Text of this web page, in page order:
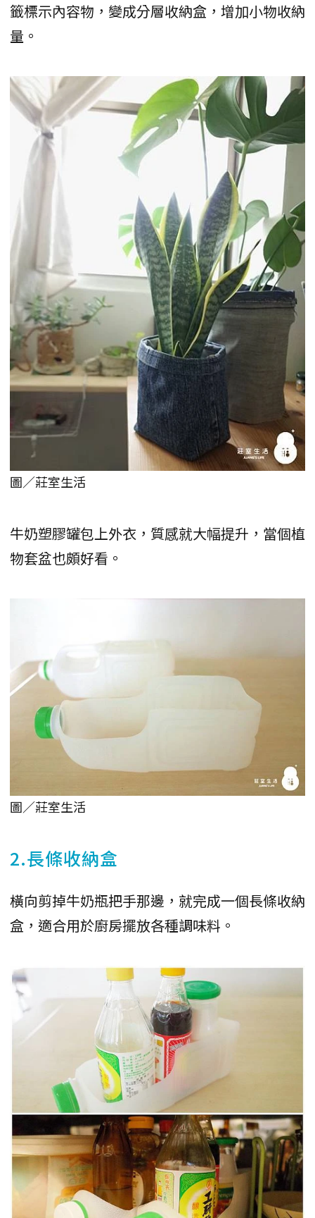
籤標示內容物，變成分層收納盒，增加小物收納
量。
圖／莊室生活
牛奶塑膠罐包上外衣，質感就大幅提升，當個植
物套盆也頗好看。
圖／莊室生活
2.長條收納盒
橫向剪掉牛奶瓶把手那邊，就完成一個長條收納
盒，適合用於廚房擺放各種調味料。